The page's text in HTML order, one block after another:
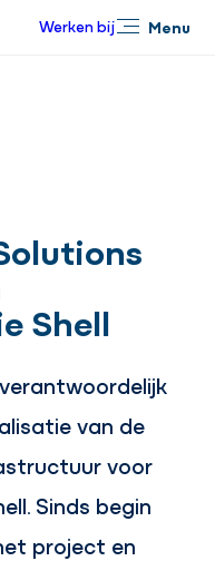
Werken bij Menu
Shell
van de
voor
Sinds begin
project en
Sluiten